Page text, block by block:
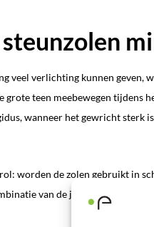
veel verlichting kunnen geven,
teen meebewegen tijdens
wanneer het gewricht sterk
worden de zolen gebruikt in
van de juiste zool én een